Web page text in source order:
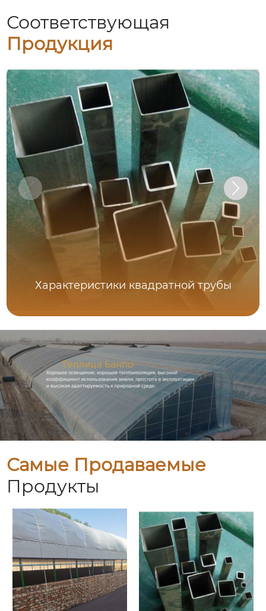
Соответствующая
Продукция
Характеристики квадратной трубы
Самые Продаваемые
Продукты